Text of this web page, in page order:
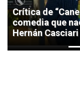
Crítica de
comedia que
Hernán Casciari
Previous